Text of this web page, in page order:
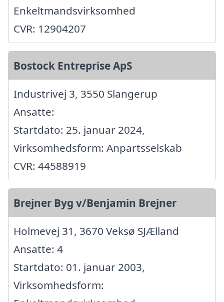
Enkeltmandsvirksomhed
CVR: 12904207
Bostock Entreprise ApS
Industrivej 3, 3550 Slangerup
Ansatte:
Startdato: 25. januar 2024,
Virksomhedsform: Anpartsselskab
CVR: 44588919
Brejner Byg v/Benjamin Brejner
Holmevej 31, 3670 Veksø SJÆlland
Ansatte: 4
Startdato: 01. januar 2003,
Virksomhedsform: